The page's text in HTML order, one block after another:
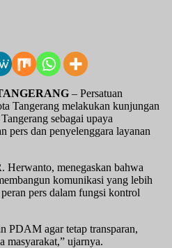
– Persatuan
Tangerang melakukan kunjungan
sebagai upaya
pers dan penyelenggara layanan
Herwanto, menegaskan bahwa
komunikasi yang lebih
pers dalam fungsi kontrol
PDAM agar tetap transparan,
masyarakat,” ujarnya.